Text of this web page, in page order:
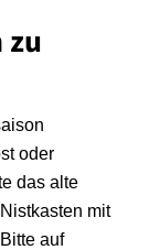
zu
oder
das alte
mit
auf